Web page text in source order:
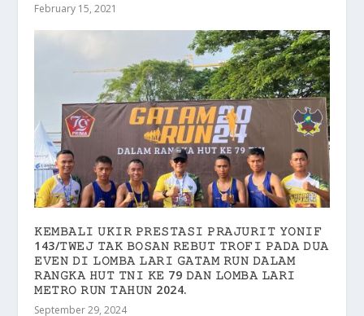
February 15, 2021
𝙺𝙴𝙼𝙱𝙰𝙻𝙸 𝚄𝙺𝙸𝚁 𝙿𝚁𝙴𝚂𝚃𝙰𝚂𝙸 𝙿𝚁𝙰𝙹𝚄𝚁𝙸𝚃 𝚈𝙾𝙽𝙸𝙵
143/𝚃𝚆𝙴𝙹 𝚃𝙰𝙺 𝙱𝙾𝚂𝙰𝙽 𝚁𝙴𝙱𝚄𝚃 𝚃𝚁𝙾𝙵𝙸 𝙿𝙰𝙳𝙰 𝙳𝚄𝙰
𝙴𝚅𝙴𝙽 𝙳𝙸 𝙻𝙾𝙼𝙱𝙰 𝙻𝙰𝚁𝙸 𝙶𝙰𝚃𝙰𝙼 𝚁𝚄𝙽 𝙳𝙰𝙻𝙰𝙼
𝚁𝙰𝙽𝙶𝙺𝙰 𝙷𝚄𝚃 𝚃𝙽𝙸 𝙺𝙴 79 𝙳𝙰𝙽 𝙻𝙾𝙼𝙱𝙰 𝙻𝙰𝚁𝙸
𝙼𝙴𝚃𝚁𝙾 𝚁𝚄𝙽 𝚃𝙰𝙷𝚄𝙽 2024.
September 29, 2024